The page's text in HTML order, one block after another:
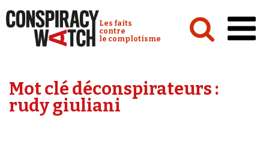
Conspiracy Watch :
Les faits
contre
le complotisme
Analyses
Mot clé déconspirateurs :
rudy giuliani